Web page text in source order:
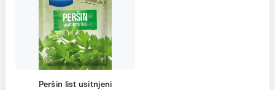
Peršin list usitnjeni